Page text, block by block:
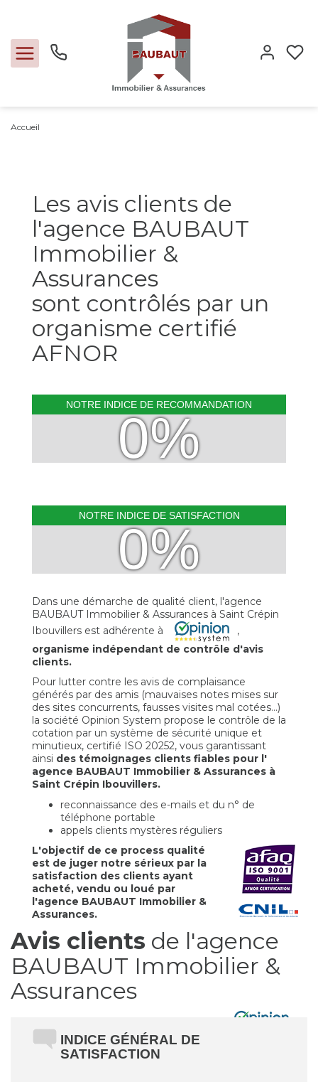
Expertise
Nos métiers
L'agence
Contact
Estimation
Accueil
Les avis clients de
l'agence BAUBAUT
Immobilier &
Assurances
sont contrôlés par un
organisme certifié
AFNOR
NOTRE INDICE DE RECOMMANDATION
0%
NOTRE INDICE DE SATISFACTION
0%
Dans une démarche de qualité client, l'agence
BAUBAUT Immobilier & Assurances à Saint Crépin
Ibouvillers est adhérente à
,
organisme indépendant de contrôle d'avis
clients.
Pour lutter contre les avis de complaisance
générés par des amis (mauvaises notes mises sur
des sites concurrents, fausses visites mal cotées...)
la société Opinion System propose le contrôle de la
cotation par un système de sécurité unique et
minutieux, certifié ISO 20252, vous garantissant
ainsi des témoignages clients fiables pour l'
agence BAUBAUT Immobilier & Assurances à
Saint Crépin Ibouvillers.
reconnaissance des e-mails et du n° de
téléphone portable
appels clients mystères réguliers
L'objectif de ce process qualité
est de juger notre sérieux par la
satisfaction des clients ayant
acheté, vendu ou loué par
l'agence BAUBAUT Immobilier &
Assurances.
Avis clients de l'agence
BAUBAUT Immobilier &
Assurances
INDICE GÉNÉRAL DE
SATISFACTION